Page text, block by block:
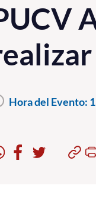
Hora del Evento: